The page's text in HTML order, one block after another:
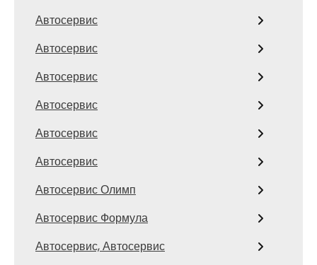
Автосервис
Автосервис
Автосервис
Автосервис
Автосервис
Автосервис
Автосервис Олимп
Автосервис Формула
Автосервис, Автосервис